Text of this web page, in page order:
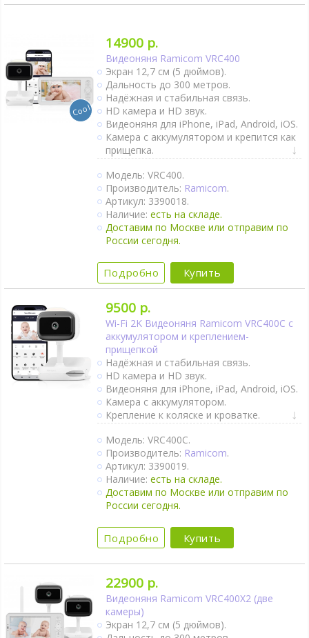
Колыбельные мелодии.
Таймер кормления.
Поворот камеры удалённо.
Камера может работать от сети и от
Power Bankа.
Крепление на стене.
Ночное видение.
Интернет-доступ через Wi-Fi.
1 камера в комплекте.
14900 р.
Видеоняня Ramicom VRC400
Экран 12,7 см (5 дюймов).
Дальность до 300 метров.
Надёжная и стабильная связь.
HD камера и HD звук.
Видеоняня для iPhone, iPad, Android, iOS.
Камера с аккумулятором и крепится как
прищепка.
Видеоняня с родительским блоком.
Крепление к коляске и кроватке.
Двухсторонняя связь.
Активация при плаче (VOX).
Непрерывный мониторинг.
Датчик движения.
Термометр.
температуры.
Гигрометр.
Колыбельные мелодии.
Таймер кормления.
Автономное питание детского блока.
Крепление на стене.
Ночное видение.
Интернет-доступ через Wi-Fi.
1 камера в комплекте.
Модель: VRC400.
Производитель: Ramicom.
Артикул: 3390018.
Наличие:есть на складе.
Доставим по Москве или отправим по
России сегодня.
Подробно Купить
9500 р.
Wi-Fi 2K Видеоняня Ramicom VRC400C с
аккумулятором и креплением-
прищепкой
Надёжная и стабильная связь.
HD камера и HD звук.
Видеоняня для iPhone, iPad, Android, iOS.
Камера с аккумулятором.
Крепление к коляске и кроватке.
Push-уведомления при обнаружении
звука.
Непрерывный мониторинг.
Датчик движения.
Термометр.
Гигрометр.
Колыбельные мелодии.
Автономное питание детского блока.
Интернет-доступ через Wi-Fi.
1 камера в комплекте.
Модель: VRC400C.
Производитель: Ramicom.
Артикул: 3390019.
Наличие:есть на складе.
Доставим по Москве или отправим по
России сегодня.
Подробно Купить
22900 р.
Видеоняня Ramicom VRC400X2 (две
камеры)
Экран 12,7 см (5 дюймов).